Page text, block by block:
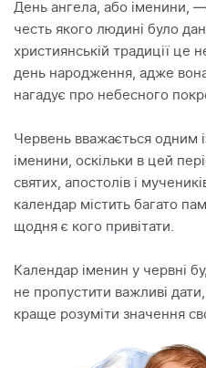
День ангела, або іменини, —
честь якого людині було
християнській традиції це
день народження, адже
нагадує про небесного
Червень вважається одним
іменини, оскільки в цей
святих, апостолів і
календар містить багато
щодня є кого привітати.
Календар іменин у червні
не пропустити важливі
краще розуміти значення